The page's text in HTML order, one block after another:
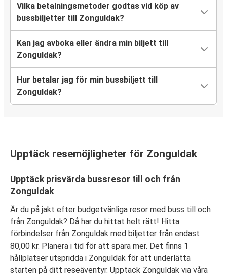
Vilka betalningsmetoder godtas vid köp av
bussbiljetter till Zonguldak?
Kan jag avboka eller ändra min biljett till
Zonguldak?
Hur betalar jag för min bussbiljett till
Zonguldak?
Upptäck resemöjligheter för Zonguldak
Upptäck prisvärda bussresor till och från
Zonguldak
Är du på jakt efter budgetvänliga resor med buss till och
från Zonguldak? Då har du hittat helt rätt! Hitta
förbindelser från Zonguldak med biljetter från endast
80,00 kr. Planera i tid för att spara mer. Det finns 1
hållplatser utspridda i Zonguldak för att underlätta
starten på ditt reseäventyr. Upptäck Zonguldak via våra